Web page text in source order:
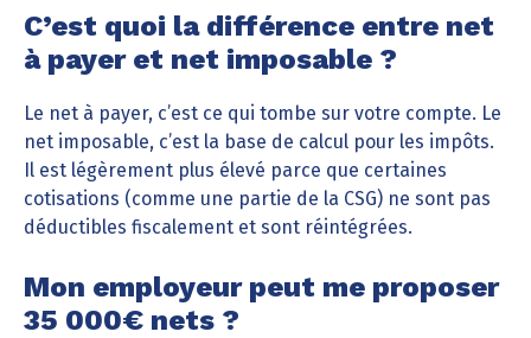
C’est quoi la différence entre net
à payer et net imposable ?
Le net à payer, c’est ce qui tombe sur votre compte. Le
net imposable, c’est la base de calcul pour les impôts.
Il est légèrement plus élevé parce que certaines
cotisations (comme une partie de la CSG) ne sont pas
déductibles fiscalement et sont réintégrées.
Mon employeur peut me proposer
35 000€ nets ?